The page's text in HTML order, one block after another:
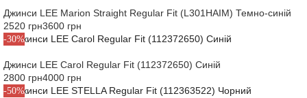
Джинси LEE Marion Straight Regular Fit (L301HAIM) Темно-синій
2520 грн3600 грн
-30%
Джинси LEE Carol Regular Fit (112372650) Синій
2800 грн4000 грн
-50%